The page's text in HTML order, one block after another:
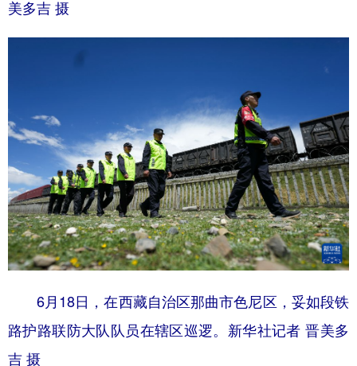
美多吉 摄
6月18日，在西藏自治区那曲市色尼区，妥如段铁
路护路联防大队队员在辖区巡逻。新华社记者 晋美多
吉 摄